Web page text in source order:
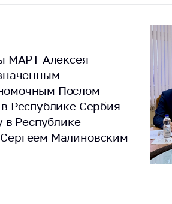
COVID-19 для
субъектов
питания,
обслуживания
Обучение по
МАРТ Алексея
Послом
Республике Сербия
в Республике
Малиновским